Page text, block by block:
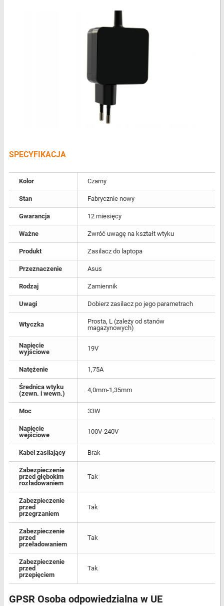
SPECYFIKACJA
Kolor Czarny
Stan Fabrycznie nowy
Gwarancja 12 miesięcy
Ważne Zwróć uwagę na kształt wtyku
Produkt Zasilacz do laptopa
Przeznaczenie Asus
Rodzaj Zamiennik
Uwagi Dobierz zasilacz po jego parametrach
Wtyczka
Prosta, L (zależy od stanów
magazynowych)
Napięcie
wyjściowe
19V
Natężenie 1,75A
Średnica wtyku
(zewn. i wewn.)
4,0mm-1,35mm
Moc 33W
Napięcie
wejściowe
100V-240V
Kabel zasilający Brak
Zabezpieczenie
przed głębokim
rozładowaniem
Tak
Zabezpieczenie
przed
przegrzaniem
Tak
Zabezpieczenie
przed
przeładowaniem
Tak
Zabezpieczenie
przed
przepięciem
Tak
GPSR Osoba odpowiedzialna w UE